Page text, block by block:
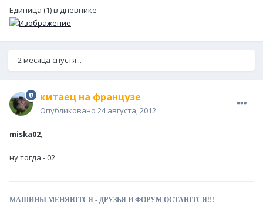
Единица (1) в дневнике
2 месяца спустя...
китаец на французе
Опубликовано 24 августа, 2012
miska02,
ну тогда - 02
МАШИНЫ МЕНЯЮТСЯ - ДРУЗЬЯ И ФОРУМ ОСТАЮТСЯ!!!